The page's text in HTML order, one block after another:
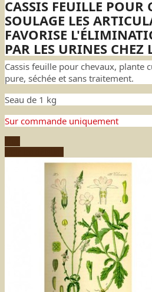
CASSIS FEUILLE POUR
SOULAGE LES
FAVORISE
PAR LES URINES CHEZ
Cassis feuille pour chevaux, plante
pure, séchée et sans traitement.
Seau de 1 kg
Sur commande uniquement